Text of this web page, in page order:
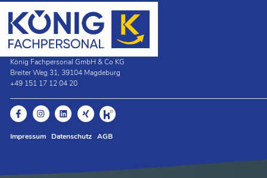
König Fachpersonal GmbH & Co KG
Breiter Weg 31, 39104 Magdeburg
+49 151 17 12 04 20
Impressum Datenschutz AGB